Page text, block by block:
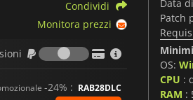
Condividi
Monitora prezzi
Commissioni
-24% : RAB28DLC
Data
Patch
Minimi
OS:
CPU :
RAM :